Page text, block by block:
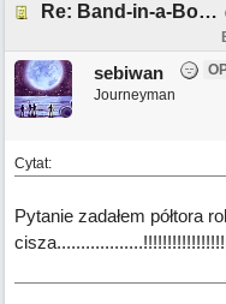
Re: Band-in-a-Box 2009
sebiwan
Journeyman
Cytat:
Pytanie zadałem półtora